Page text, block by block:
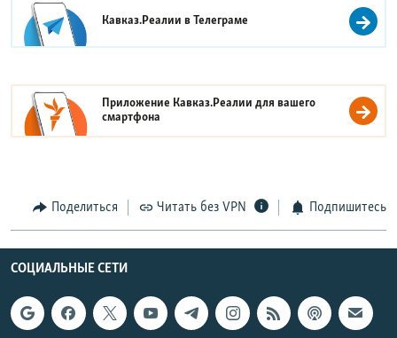
Кавказ.Реалии вТелеграме
Приложение Кавказ.Реалии для вашего
смартфона
Поделиться Читать без VPN Подпишитесь
СОЦИАЛЬНЫЕ СЕТИ